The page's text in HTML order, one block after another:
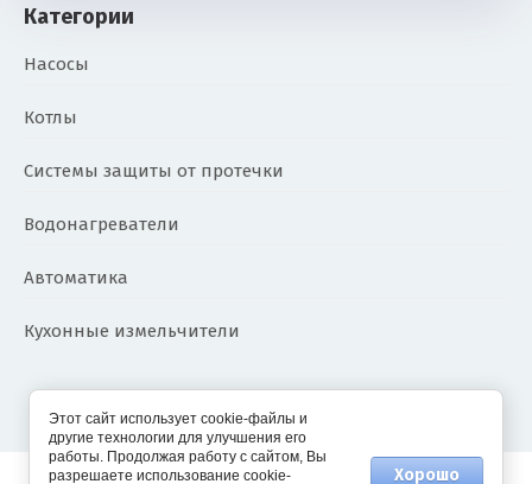
Категории
Насосы
Котлы
Системы защиты от протечки
Водонагреватели
Автоматика
Кухонные измельчители
2024 - 2026 Акватехника
Этот сайт использует cookie-файлы и
другие технологии для улучшения его
работы. Продолжая работу с сайтом, Вы
разрешаете использование cookie-
Хорошо